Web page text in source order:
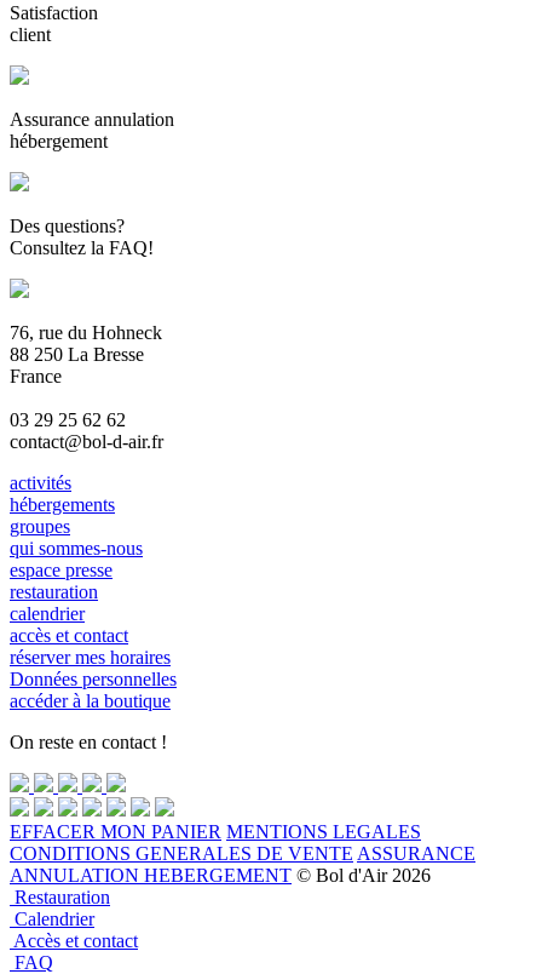
Satisfaction
client
Assurance annulation
hébergement
Des questions?
Consultez la FAQ!
76, rue du Hohneck
88 250 La Bresse
France
03 29 25 62 62
contact@bol-d-air.fr
activités
hébergements
groupes
qui sommes-nous
espace presse
restauration
calendrier
accès et contact
réserver mes horaires
Données personnelles
accéder à la boutique
On reste en contact !
EFFACER MON PANIER MENTIONS LEGALES
CONDITIONS GENERALES DE VENTE ASSURANCE
ANNULATION HEBERGEMENT © Bol d'Air 2026
Restauration
Calendrier
Accès et contact
FAQ